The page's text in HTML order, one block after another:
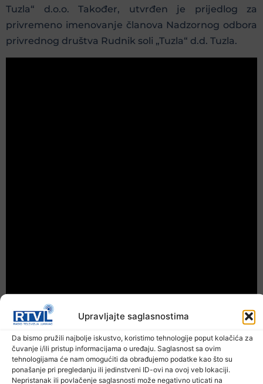
Upravljajte saglasnostima
Da bismo pružili najbolje iskustvo, koristimo tehnologije poput kolačića za
čuvanje i/ili pristup informacijama o uređaju. Saglasnost sa ovim
tehnologijama će nam omogućiti da obrađujemo podatke kao što su
ponašanje pri pregledanju ili jedinstveni ID-ovi na ovoj veb lokaciji.
Nepristanak ili povlačenje saglasnosti može negativno uticati na
Tuzla“ d.o.o. Također, utvrđen je prijedlog za
privremeno imenovanje članova Nadzornog odbora
privrednog društva Rudnik soli „Tuzla“ d.d. Tuzla.
Prethodna vijest Sljedeća vijest